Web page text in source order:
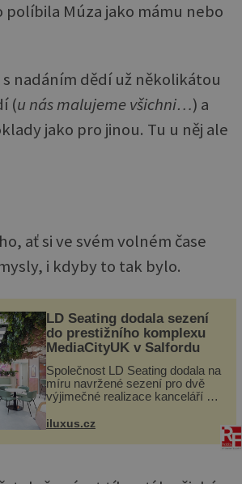
Múza jako mámu nebo
nadáním dědí už několikátou
(u nás malujeme všichni…) a
jako pro jinou. Tu u něj ale
ať si ve svém volném čase
i kdyby to tak bylo.
LD Seating dodala sezení
do prestižního komplexu
MediaCityUK v Salfordu
Společnost LD Seating dodala na
míru navržené sezení pro dvě
výjimečné realizace kanceláří v
Salfordu – konkrétně do budov
Komplex budov Media...
iluxus.cz